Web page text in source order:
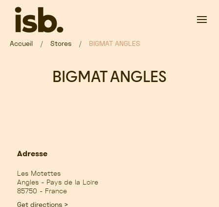
Passer au contenu principal
Accueil Stores BIGMAT ANGLES
BIGMAT ANGLES
Adresse
Les Motettes
Angles - Pays de la Loire
85750 - France
Get directions >